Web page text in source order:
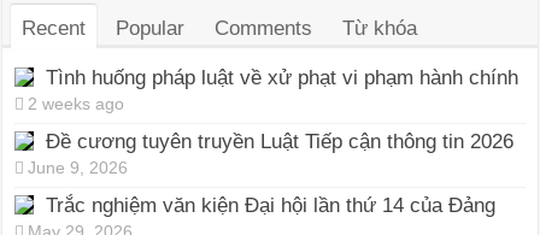
Recent Popular Comments Từ khóa
Tình huống pháp luật về xử phạt vi phạm hành chính
2 weeks ago
Đề cương tuyên truyền Luật Tiếp cận thông tin 2026
June 9, 2026
Trắc nghiệm văn kiện Đại hội lần thứ 14 của Đảng